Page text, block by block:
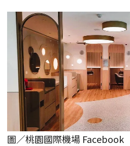
圖／桃園國際機場 Facebook